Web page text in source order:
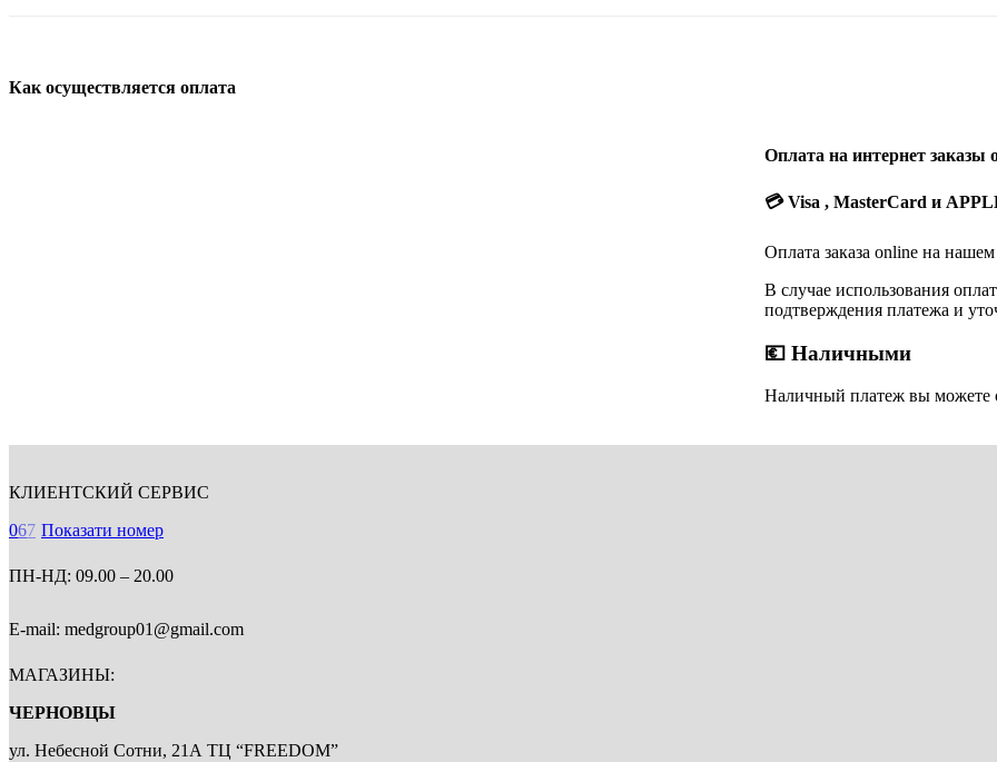
Как осуществляется оплата
Оплата на интернет заказы
💳Visa , MasterCard и
Оплата заказа online на нашем
В случае использования
подтверждения платежа и
💶 Наличными
Наличный платеж вы можете
КЛИЕНТСКИЙ СЕРВИС
067 Показати номер
ПН-НД: 09.00 – 20.00
E-mail: medgroup01@gmail.com
МАГАЗИНЫ:
ЧЕРНОВЦЫ
ул. Небесной Сотни, 21А ТЦ “FREEDOM”